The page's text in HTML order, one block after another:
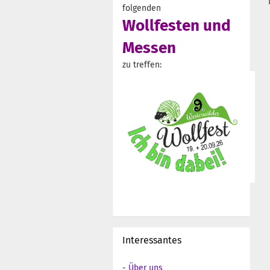
folgenden
Wollfesten und
Messen
zu treffen:
Interessantes
- Über uns